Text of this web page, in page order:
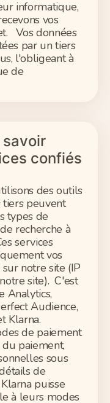
informatique,
vos
Vos données
par un tiers
l'obligeant à
de
savoir
confiés
des outils
tiers peuvent
types de
recherche à
services
vos
notre site (IP
site). C'est
Analytics,
Audience,
Klarna.
de paiement
paiement,
sous
de
puisse
à leurs modes